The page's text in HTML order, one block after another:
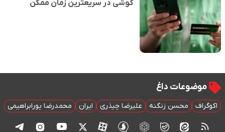
گوشی در سریعترین زمان ممکن
موضوعات داغ
اکوگراف محسن زنگنه علیرضا چیذری ایران محمدرضا پورابراهیمی